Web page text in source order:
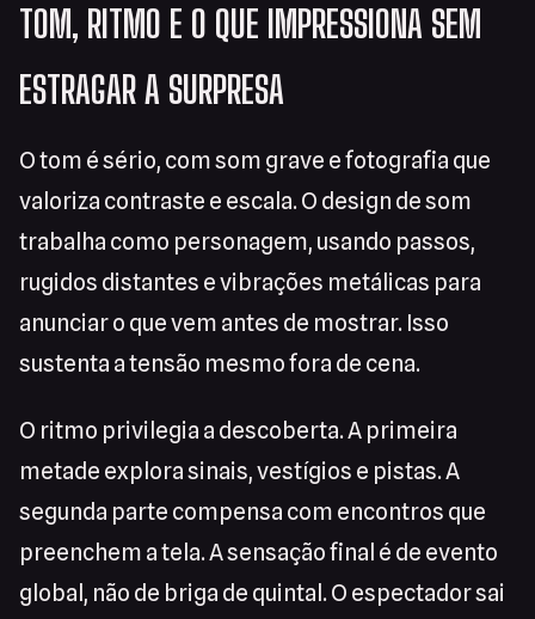
TOM, RITMO E O QUE IMPRESSIONA SEM
ESTRAGAR A SURPRESA
O tom é sério, com som grave e fotografia que
valoriza contraste e escala. O design de som
trabalha como personagem, usando passos,
rugidos distantes e vibrações metálicas para
anunciar o que vem antes de mostrar. Isso
sustenta a tensão mesmo fora de cena.
O ritmo privilegia a descoberta. A primeira
metade explora sinais, vestígios e pistas. A
segunda parte compensa com encontros que
preenchem a tela. A sensação final é de evento
global, não de briga de quintal. O espectador sai